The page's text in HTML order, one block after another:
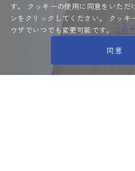
す。
クッキーの使用に同意をいただ
ンをクリックしてください。
クッキ
ウザでいつでも変更可能です。
この
同意